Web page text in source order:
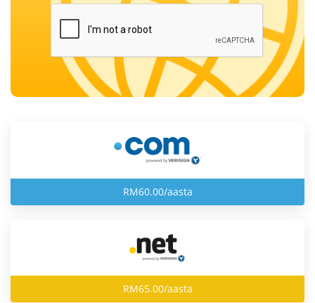
RM60.00/aasta
RM65.00/aasta